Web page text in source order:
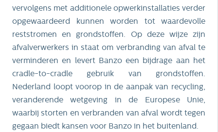
vervolgens met additionele opwerkinstallaties verder
opgewaardeerd kunnen worden tot waardevolle
reststromen en grondstoffen. Op deze wijze zijn
afvalverwerkers in staat om verbranding van afval te
verminderen en levert Banzo een bijdrage aan het
cradle-to-cradle gebruik van grondstoffen.
Nederland loopt voorop in de aanpak van recycling,
veranderende wetgeving in de Europese Unie,
waarbij storten en verbranden van afval wordt tegen
gegaan biedt kansen voor Banzo in het buitenland.